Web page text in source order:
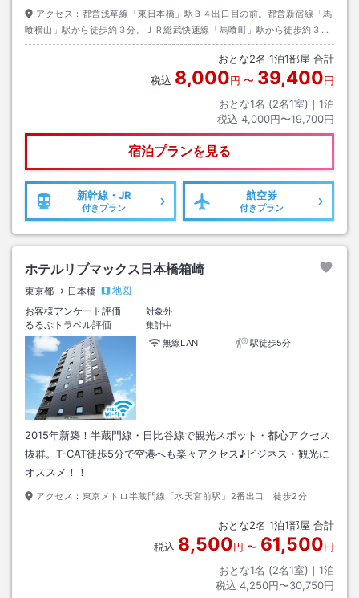
アクセス： 都営浅草線「東日本橋」駅Ｂ４出口目の前。都営新宿線「馬
喰横山」駅から徒歩約３分。ＪＲ総武快速線「馬喰町」駅から徒歩約３
分。
おとな2名 1泊1部屋 合計
税込 8,000円 〜 39,400円
おとな1名 (2名1室)｜ 1泊
税込 4,000円〜19,700円
宿泊プランを見る
新幹線・JR
付きプラン
航空券
付きプラン
ホテルリブマックス日本橋箱崎
東京都 日本橋
地図
お客様アンケート評価
対象外
るるぶトラベル評価
集計中
無線LAN
駅徒歩5分
2015年新築！半蔵門線・日比谷線で観光スポット・都心アクセス
抜群。T-CAT徒歩5分で空港へも楽々アクセス♪ビジネス・観光に
オススメ！！
アクセス： 東京メトロ半蔵門線「水天宮前駅」2番出口 徒歩2分
おとな2名 1泊1部屋 合計
税込 8,500円 〜 61,500円
おとな1名 (2名1室)｜ 1泊
税込 4,250円〜30,750円